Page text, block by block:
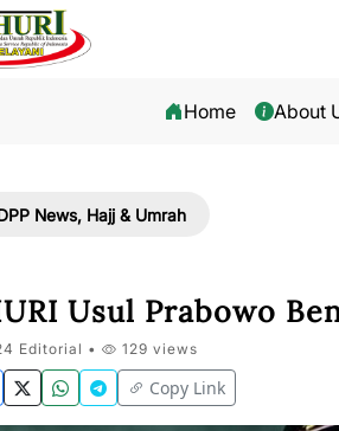
Home About
News, Hajj & Umrah
Usul Prabowo
Editorial • 129 views
Copy Link